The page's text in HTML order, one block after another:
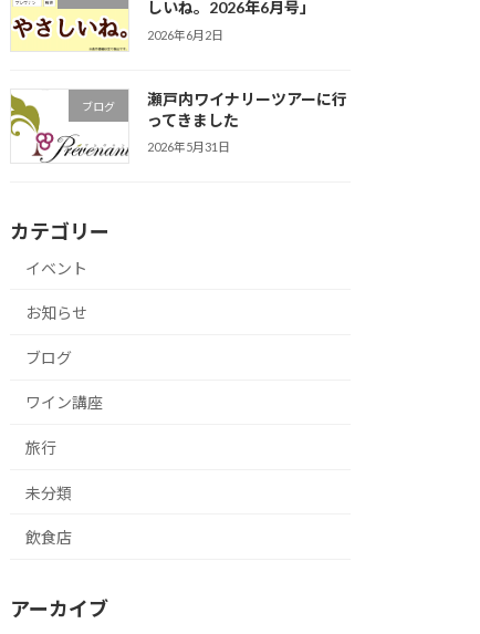
しいね。2026年6月号」
2026年6月2日
ブログ
瀬戸内ワイナリーツアーに行
ってきました
2026年5月31日
カテゴリー
イベント
お知らせ
ブログ
ワイン講座
旅行
未分類
飲食店
アーカイブ